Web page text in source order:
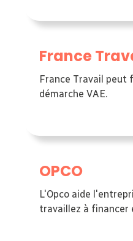
France
France Travail peut
démarche VAE.
OPCO
L'Opco aide
travaillez à financer